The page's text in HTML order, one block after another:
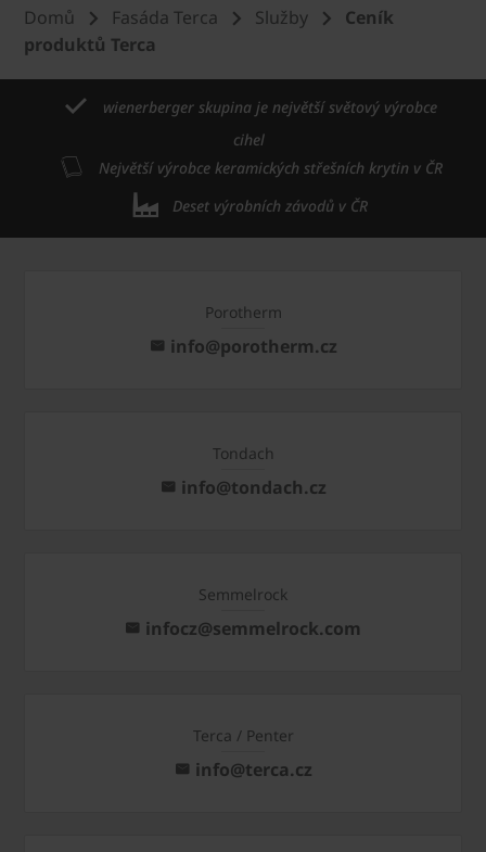
Domů Fasáda Terca Služby
Ceník
produktů Terca
wienerberger skupina je největší světový výrobce
cihel
Největší výrobce keramických střešních krytin v ČR
Deset výrobních závodů v ČR
Porotherm
info@porotherm.cz
Tondach
info@tondach.cz
Semmelrock
infocz@semmelrock.com
Terca / Penter
info@terca.cz